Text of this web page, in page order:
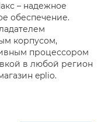
– надежное
обеспечение.
корпусом,
процессором
в любой регион
eplio.